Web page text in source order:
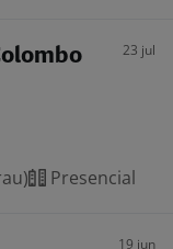
23 jul
Presencial
19 jun